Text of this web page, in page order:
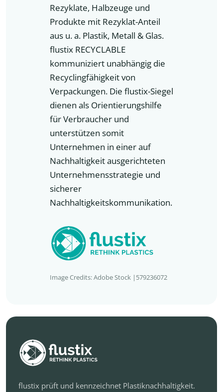
Rezyklate, Halbzeuge und
Produkte mit Rezyklat-Anteil
aus u. a. Plastik, Metall & Glas.
flustix RECYCLABLE
kommuniziert unabhängig die
Recyclingfähigkeit von
Verpackungen. Die flustix-Siegel
dienen als Orientierungshilfe
für Verbraucher und
unterstützen somit
Unternehmen in einer auf
Nachhaltigkeit ausgerichteten
Unternehmensstrategie und
sicherer
Nachhaltigkeitskommunikation.
Image Credits: Adobe Stock |579236072
flustix prüft und kennzeichnet Plastiknachhaltigkeit.